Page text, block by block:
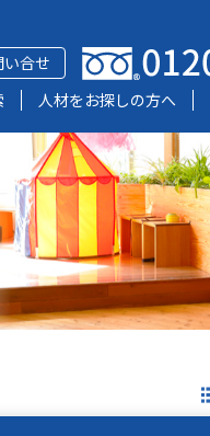
い合せ
人材をお探しの方へ